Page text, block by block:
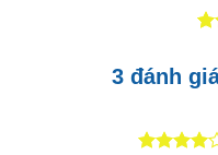
3 đánh